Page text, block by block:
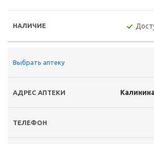
Выбрать аптеку